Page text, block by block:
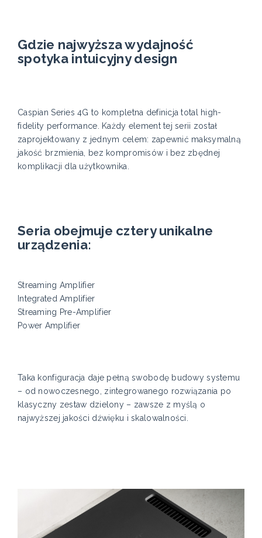
Gdzie najwyższa wydajność
spotyka intuicyjny design
Caspian Series 4G to kompletna definicja total high-
fidelity performance. Każdy element tej serii został
zaprojektowany z jednym celem: zapewnić maksymalną
jakość brzmienia, bez kompromisów i bez zbędnej
komplikacji dla użytkownika.
Seria obejmuje cztery unikalne
urządzenia:
Streaming Amplifier
Integrated Amplifier
Streaming Pre-Amplifier
Power Amplifier
Taka konfiguracja daje pełną swobodę budowy systemu
– od nowoczesnego, zintegrowanego rozwiązania po
klasyczny zestaw dzielony – zawsze z myślą o
najwyższej jakości dźwięku i skalowalności.